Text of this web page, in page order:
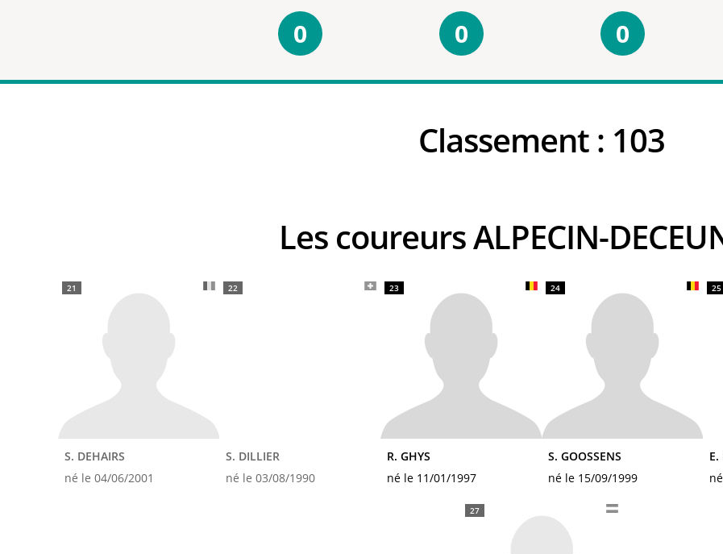
0 0 0
Classement : 103
Les coureurs ALPECIN-
21
S. DEHAIRS
né le 04/06/2001
22
S. DILLIER
né le 03/08/1990
23
R. GHYS
né le 11/01/1997
24
S. GOOSSENS
né le 15/09/1999
25
E.
27